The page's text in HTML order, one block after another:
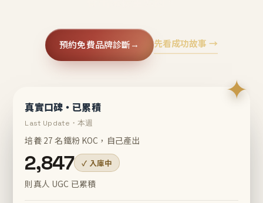
預約免費品牌診斷→ 先看成功故事 →
✦
真實口碑・已累積
Last Update・本週
培養 27 名鐵粉 KOC，自己產出
2,847 ✓ 入庫中
則真人 UGC 已累積